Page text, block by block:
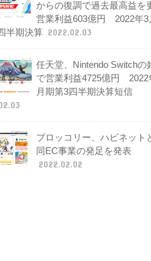
からの復調で過去最高益を
営業利益603億円 2022年3
半期決算 2022.02.03
任天堂、Nintendo Switchの
で営業利益4725億円 2022
月期第3四半期決算短信
ブロッコリー、ハピネット
同EC事業の発足を発表
2022.02.02